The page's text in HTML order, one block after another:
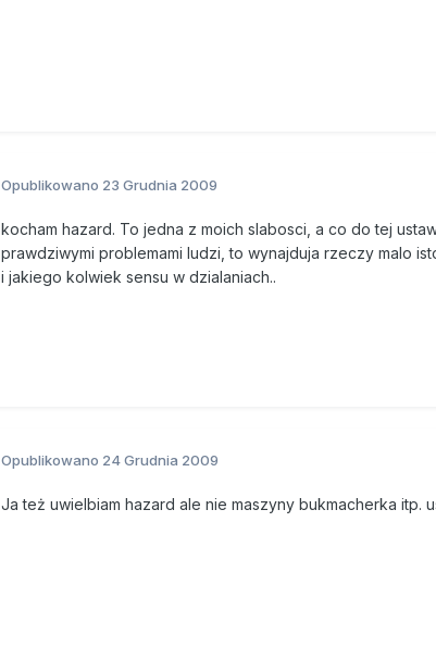
Opublikowano 23 Grudnia 2009
kocham hazard. To jedna z moich slabosci, a co do tej
prawdziwymi problemami ludzi, to wynajduja rzeczy malo
i jakiego kolwiek sensu w dzialaniach..
Opublikowano 24 Grudnia 2009
Ja też uwielbiam hazard ale nie maszyny bukmacherka itp.